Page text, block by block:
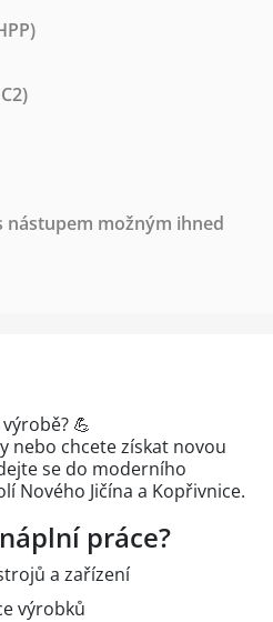
nástupem možným ihned
💪
nebo chcete získat novou
se do moderního
Nového Jičína a Kopřivnice.
práce?
a zařízení
výrobků